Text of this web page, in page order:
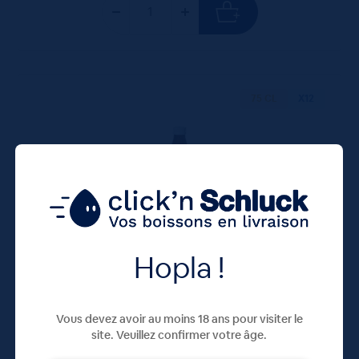
Jus de Tomate Sautter Bio 12x75cL
31,80€ TTC
Disponible
Hopla !
Vous devez avoir au moins 18 ans pour visiter le
site. Veuillez confirmer votre âge.